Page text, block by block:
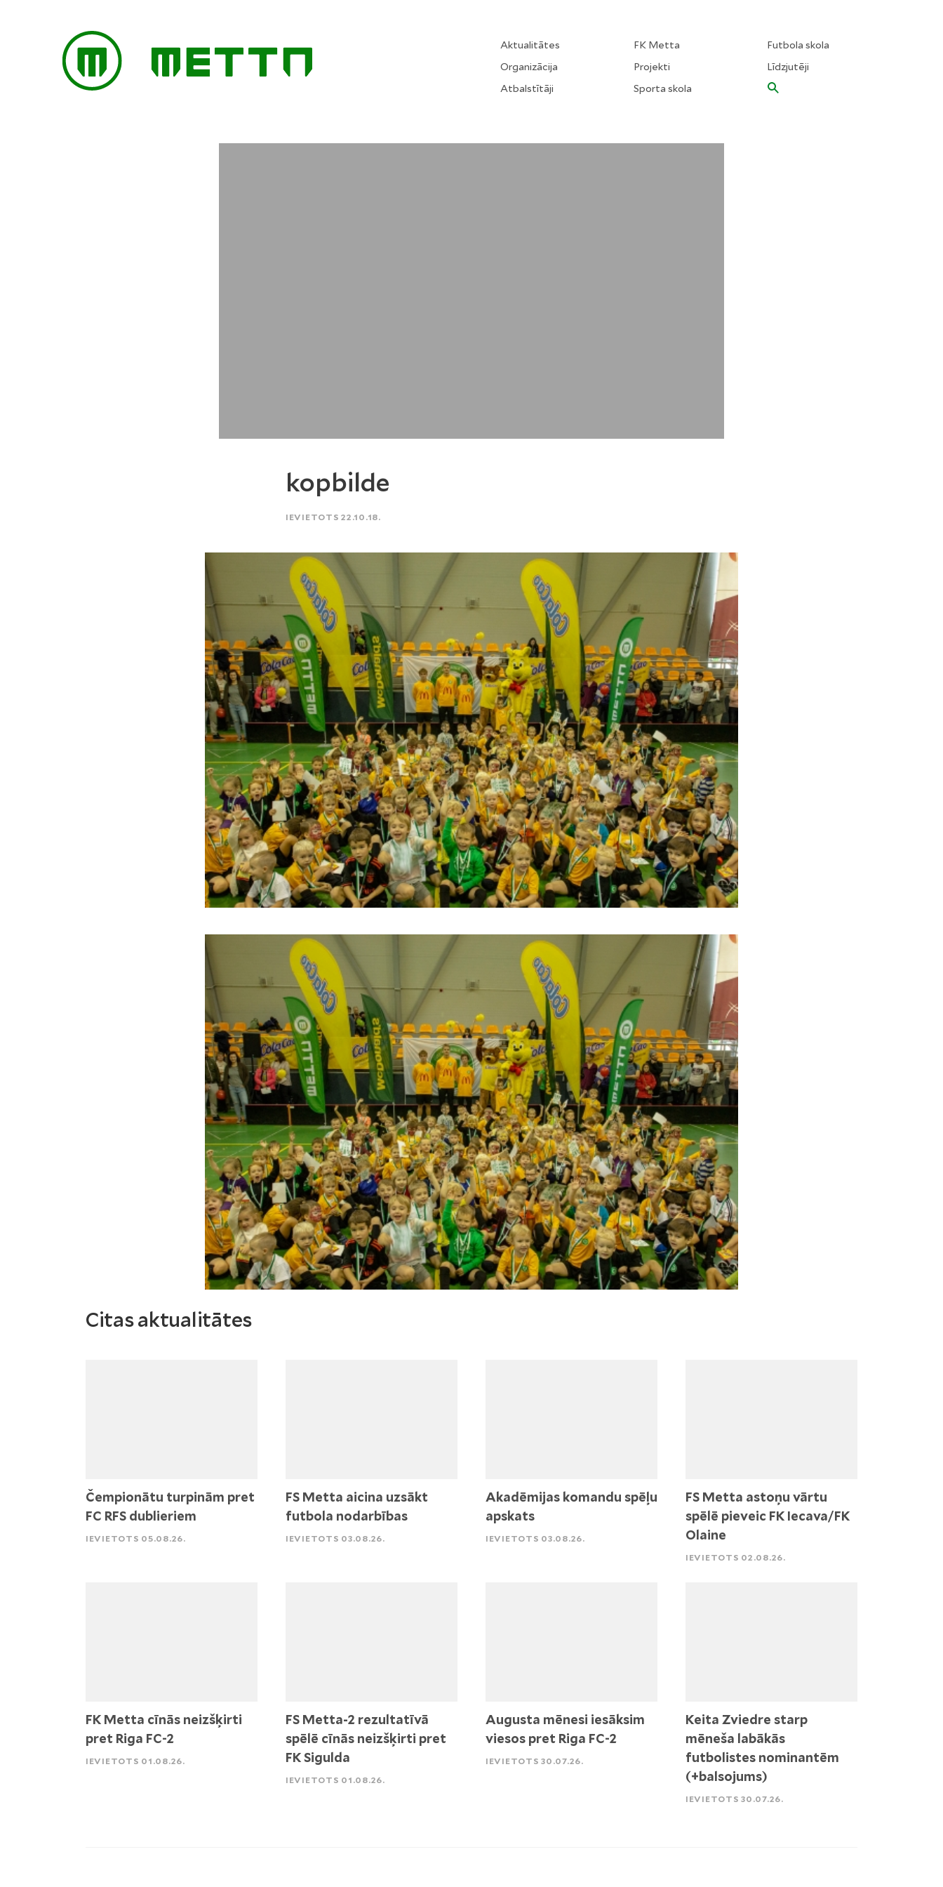
Aktualitātes
Organizācija
Atbalstītāji
FK Metta
Projekti
Sporta skola
Futbola skola
Līdzjutēji
kopbilde
IEVIETOTS 22.10.18.
Citas aktualitātes
Čempionātu turpinām pret
FC RFS dublieriem
IEVIETOTS 05.08.26.
FS Metta aicina uzsākt
futbola nodarbības
IEVIETOTS 03.08.26.
Akadēmijas komandu spēļu
apskats
IEVIETOTS 03.08.26.
FS Metta astoņu vārtu
spēlē pieveic FK Iecava/FK
Olaine
IEVIETOTS 02.08.26.
FK Metta cīnās neizšķirti
pret Riga FC-2
IEVIETOTS 01.08.26.
FS Metta-2 rezultatīvā
spēlē cīnās neizšķirti pret
FK Sigulda
IEVIETOTS 01.08.26.
Augusta mēnesi iesāksim
viesos pret Riga FC-2
IEVIETOTS 30.07.26.
Keita Zviedre starp
mēneša labākās
futbolistes nominantēm
(+balsojums)
IEVIETOTS 30.07.26.